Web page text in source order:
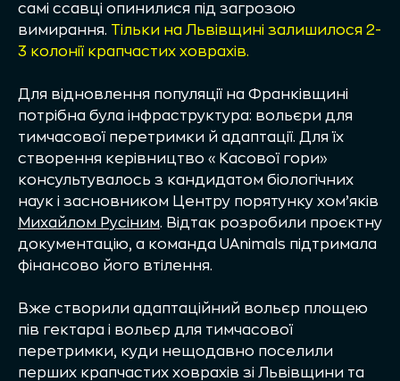
самі ссавці опинилися під загрозою
вимирання. Тільки на Львівщині залишилося 2-
3 колонії крапчастих ховрахів.
Для відновлення популяції на Франківщині
потрібна була інфраструктура: вольєри для
тимчасової перетримки й адаптації. Для їх
створення керівництво «Касової гори»
консультувалось з кандидатом біологічних
наук і засновником Центру порятунку хом’яків
Михайлом Русіним. Відтак розробили проєктну
документацію, а команда UAnimals підтримала
фінансово його втілення.
Вже створили адаптаційний вольєр площею
пів гектара і вольєр для тимчасової
перетримки, куди нещодавно поселили
перших крапчастих ховрахів зі Львівщини та